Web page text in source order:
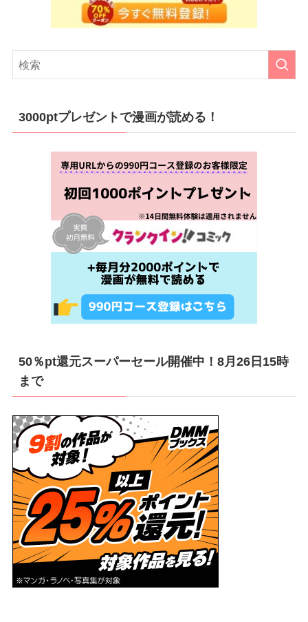
3000ptプレゼントで漫画が読める！
50％pt還元スーパーセール開催中！8月26日15時
まで